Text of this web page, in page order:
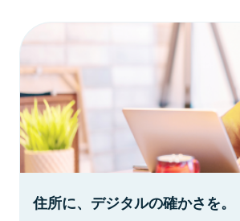
住所に、デジタルの確かさを。